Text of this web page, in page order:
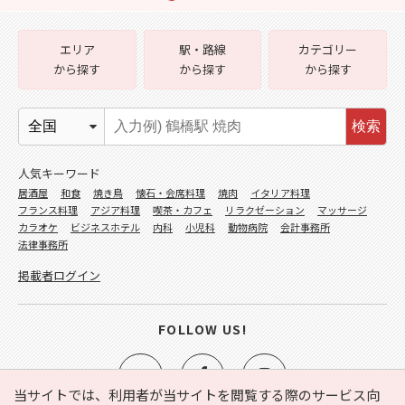
当サイトでは、利用者が当サイトを閲覧する際のサービス向
エリア
から探す
駅・路線
から探す
カテゴリー
から探す
検索
人気キーワード
居酒屋 和食 焼き鳥 懐石・会席料理 焼肉
イタリア料理
フランス料理
アジア料理 喫茶・カフェ リラクゼーション
マッサージ
カラオケ
ビジネスホテル 内科 小児科 動物病院
会計事務所
法律事務所
掲載者ログイン
FOLLOW US!